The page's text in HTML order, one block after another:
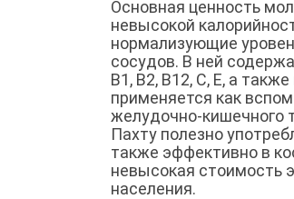
Основная ценность
невысокой
нормализующие
сосудов. В ней
В1, В2, В12, С, Е, а
применяется как
желудочно-кишечного
Пахту полезно
также эффективно в
невысокая стоимость
населения.